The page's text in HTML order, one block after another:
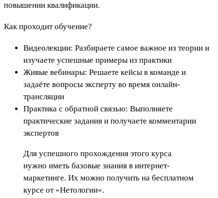
повышении квалификации.
Как проходит обучение?
Видеолекции: Разбираете самое важное из теории и
изучаете успешные примеры из практики
Живые вебинары: Решаете кейсы в команде и
задаёте вопросы эксперту во время онлайн-
трансляции
Практика с обратной связью: Выполняете
практические задания и получаете комментарии
экспертов
Для успешного прохождения этого курса
нужно иметь базовые знания в интернет-
маркетинге. Их можно получить на бесплатном
курсе от «Нетологии».